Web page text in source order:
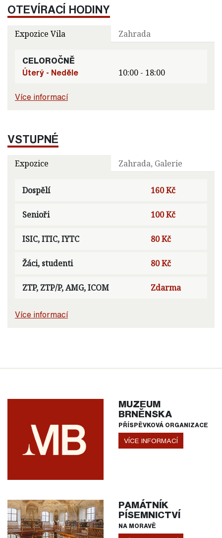
OTEVÍRACÍ HODINY
Expozice Vila Zahrada
CELOROČNĚ
Úterý - Neděle
10:00 - 18:00
Více informací
VSTUPNÉ
Expozice Zahrada, Galerie
Dospělí 160 Kč
Senioři 100 Kč
ISIC, ITIC, IYTC 80 Kč
Žáci, studenti 80 Kč
ZTP, ZTP/P, AMG, ICOM Zdarma
Více informací
MUZEUM
BRNĚNSKA
PŘÍSPĚVKOVÁ ORGANIZACE
VÍCE INFORMACÍ
PAMÁTNÍK
PÍSEMNICTVÍ
NA MORAVĚ